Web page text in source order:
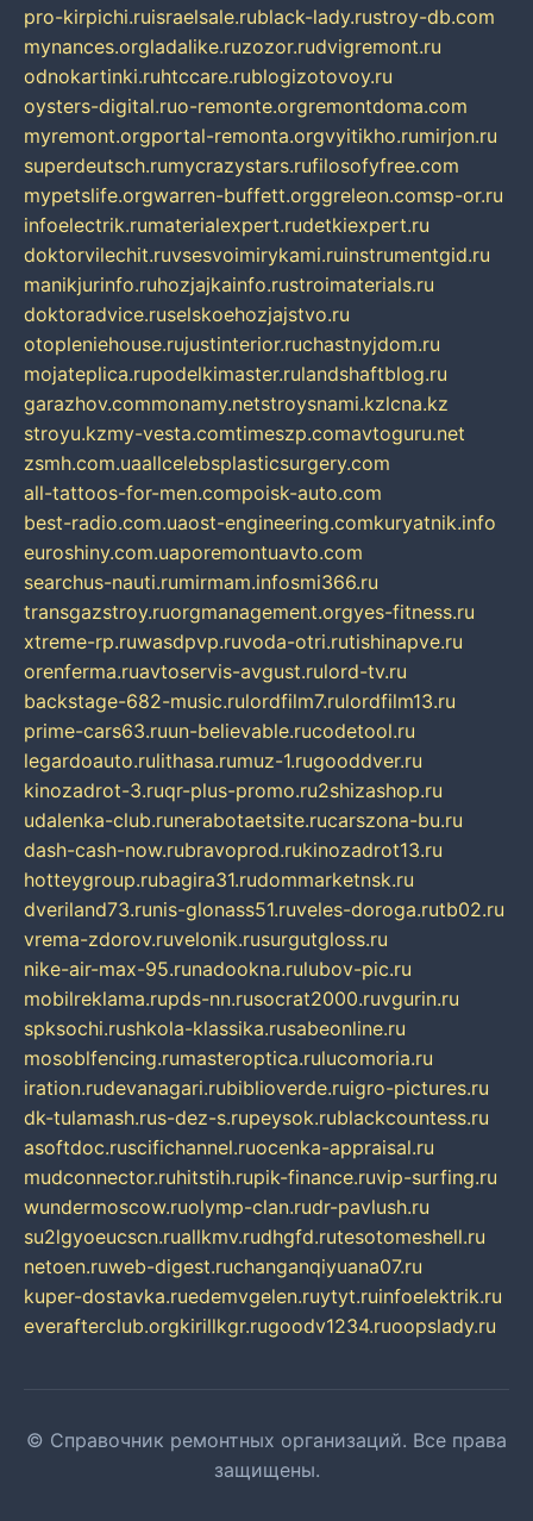
pro-kirpichi.ruisraelsale.rublack-lady.rustroy-db.com
mynances.orgladalike.ruzozor.rudvigremont.ru
odnokartinki.ruhtccare.rublogizotovoy.ru
oysters-digital.ruo-remonte.orgremontdoma.com
myremont.orgportal-remonta.orgvyitikho.rumirjon.ru
superdeutsch.rumycrazystars.rufilosofyfree.com
mypetslife.orgwarren-buffett.orggreleon.comsp-or.ru
infoelectrik.rumaterialexpert.rudetkiexpert.ru
doktorvilechit.ruvsesvoimirykami.ruinstrumentgid.ru
manikjurinfo.ruhozjajkainfo.rustroimaterials.ru
doktoradvice.ruselskoehozjajstvo.ru
otopleniehouse.rujustinterior.ruchastnyjdom.ru
mojateplica.rupodelkimaster.rulandshaftblog.ru
garazhov.commonamy.netstroysnami.kzlcna.kz
stroyu.kzmy-vesta.comtimeszp.comavtoguru.net
zsmh.com.uaallcelebsplasticsurgery.com
all-tattoos-for-men.compoisk-auto.com
best-radio.com.uaost-engineering.comkuryatnik.info
euroshiny.com.uaporemontuavto.com
searchus-nauti.rumirmam.infosmi366.ru
transgazstroy.ruorgmanagement.orgyes-fitness.ru
xtreme-rp.ruwasdpvp.ruvoda-otri.rutishinapve.ru
orenferma.ruavtoservis-avgust.rulord-tv.ru
backstage-682-music.rulordfilm7.rulordfilm13.ru
prime-cars63.ruun-believable.rucodetool.ru
legardoauto.rulithasa.rumuz-1.rugooddver.ru
kinozadrot-3.ruqr-plus-promo.ru2shizashop.ru
udalenka-club.runerabotaetsite.rucarszona-bu.ru
dash-cash-now.rubravoprod.rukinozadrot13.ru
hotteygroup.rubagira31.rudommarketnsk.ru
dveriland73.runis-glonass51.ruveles-doroga.rutb02.ru
vrema-zdorov.ruvelonik.rusurgutgloss.ru
nike-air-max-95.runadookna.rulubov-pic.ru
mobilreklama.rupds-nn.rusocrat2000.ruvgurin.ru
spksochi.rushkola-klassika.rusabeonline.ru
mosoblfencing.rumasteroptica.rulucomoria.ru
iration.rudevanagari.rubiblioverde.ruigro-pictures.ru
dk-tulamash.rus-dez-s.rupeysok.rublackcountess.ru
asoftdoc.ruscifichannel.ruocenka-appraisal.ru
mudconnector.ruhitstih.rupik-finance.ruvip-surfing.ru
wundermoscow.ruolymp-clan.rudr-pavlush.ru
su2lgyoeucscn.ruallkmv.rudhgfd.rutesotomeshell.ru
netoen.ruweb-digest.ruchanganqiyuana07.ru
kuper-dostavka.ruedemvgelen.ruytyt.ruinfoelektrik.ru
everafterclub.orgkirillkgr.rugoodv1234.ruoopslady.ru
© Справочник ремонтных организаций. Все права
защищены.